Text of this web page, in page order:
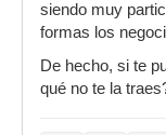
siendo muy
formas los
De hecho, si te
qué no te la